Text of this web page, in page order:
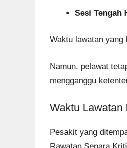
Sesi Tengah
Waktu lawatan yang
Namun, pelawat
mengganggu
Waktu Lawatan
Pesakit yang